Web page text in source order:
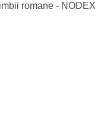
romane - NODEX